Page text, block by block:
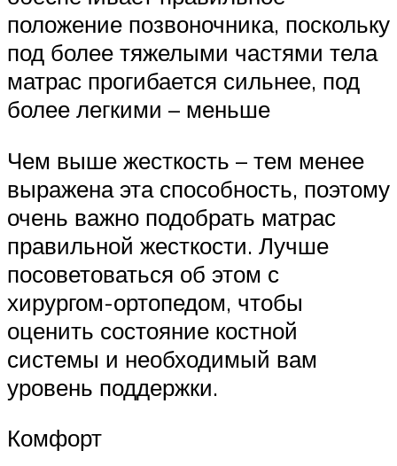
положение позвоночника, поскольку
под более тяжелыми частями тела
матрас прогибается сильнее, под
более легкими – меньше
Чем выше жесткость – тем менее
выражена эта способность, поэтому
очень важно подобрать матрас
правильной жесткости. Лучше
посоветоваться об этом с
хирургом-ортопедом, чтобы
оценить состояние костной
системы и необходимый вам
уровень поддержки.
Комфорт